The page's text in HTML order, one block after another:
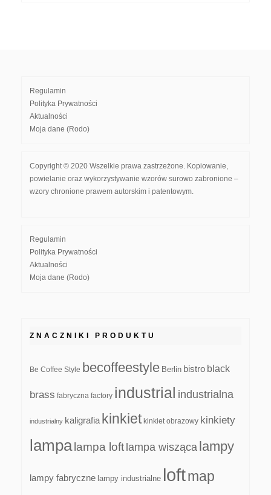
Regulamin
Polityka Prywatności
Aktualności
Moja dane (Rodo)
Copyright © 2020 Wszelkie prawa zastrzeżone. Kopiowanie,
powielanie oraz wykorzystywanie wzorów surowo zabronione –
wzory chronione prawem autorskim i patentowym.
Regulamin
Polityka Prywatności
Aktualności
Moja dane (Rodo)
ZNACZNIKI PRODUKTU
Be Coffee Style becoffeestyle Berlin bistro black
brass fabryczna factory industrial industrialna
industrialny kaligrafia kinkiet kinkiet obrazowy kinkiety
lampa lampa loft lampa wisząca lampy
lampy fabryczne lampy industrialne loftmap